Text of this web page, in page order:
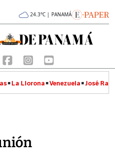
24.3°C | PANAMÁ
La Llorona Venezuela José